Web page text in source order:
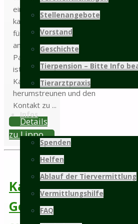
Stellenangebote
Vorstand
Geschichte
Tierpension – Bitte Info
Tierarztpraxis
Infos
Spenden
Helfen
Ablauf der Tiervermittlung
Vermittlungshilfe
FAQ
ein geduldiges und
katzenerfahrenes Zuhause
für ihn, sprechen Sie uns gern
an, oder freuen uns auch über
Paten für Lippo. Momentan
ist er auf unserer
Katzenwiese und kann dort
herumstreunen und den
Kontakt zu ...
Details
zu Lippo
Katzenwiesenkatze
Gesa